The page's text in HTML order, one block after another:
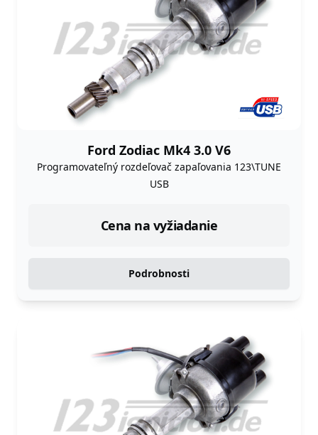
Ford Zodiac Mk4 3.0 V6
Programovateľný rozdeľovač zapaľovania 123\TUNE
USB
Cena na vyžiadanie
Podrobnosti